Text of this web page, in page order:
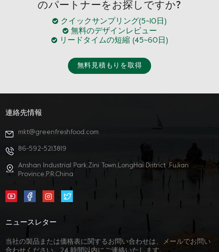
のパートナーをお探しですか?
クイックサンプリング(5~10日)
無料のデザインレビュー
リードタイムの短縮 (45~60日)
無料見積もりを取得
連絡先情報
mkt@greenfreshfood.com
86-592-5213819
Anshan Industrial Park,Zini Town,LongHai District ,FuJian
Province,P.R.China
ニュースレター
当社の製品または価格表に関するお問い合わせは、メールでお問い
合わせください。24 時間以内にご連絡いたします。